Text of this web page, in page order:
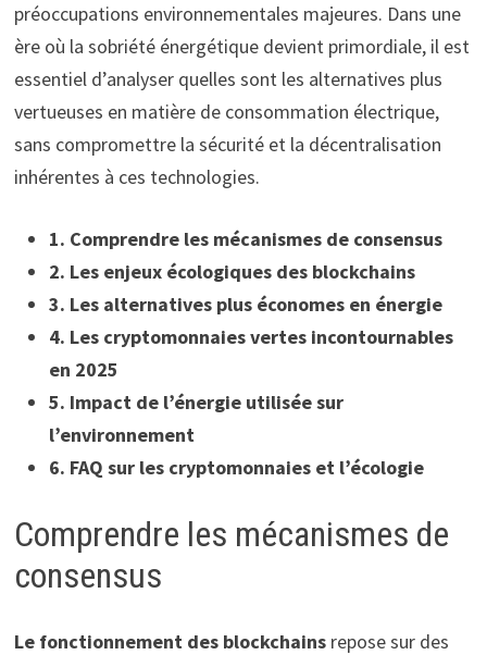
préoccupations environnementales majeures. Dans une
ère où la sobriété énergétique devient primordiale, il est
essentiel d’analyser quelles sont les alternatives plus
vertueuses en matière de consommation électrique,
sans compromettre la sécurité et la décentralisation
inhérentes à ces technologies.
1. Comprendre les mécanismes de consensus
2. Les enjeux écologiques des blockchains
3. Les alternatives plus économes en énergie
4. Les cryptomonnaies vertes incontournables
en 2025
5. Impact de l’énergie utilisée sur
l’environnement
6. FAQ sur les cryptomonnaies et l’écologie
Comprendre les mécanismes de
consensus
Le fonctionnement des blockchainsrepose sur des